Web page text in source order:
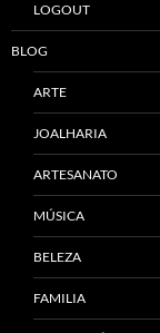
LOGOUT
BLOG
ARTE
JOALHARIA
ARTESANATO
MÚSICA
BELEZA
FAMILIA